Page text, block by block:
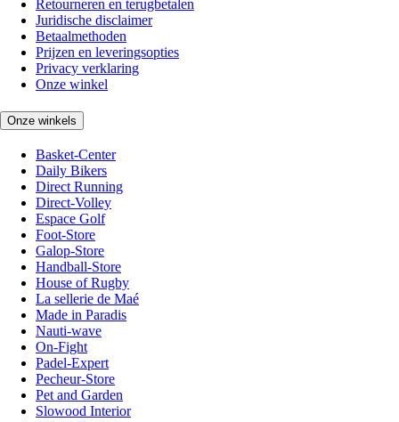
Retourneren en terugbetalen
Juridische disclaimer
Betaalmethoden
Prijzen en leveringsopties
Privacy verklaring
Onze winkel
Onze winkels
Basket-Center
Daily Bikers
Direct Running
Direct-Volley
Espace Golf
Foot-Store
Galop-Store
Handball-Store
House of Rugby
La sellerie de Maé
Made in Paradis
Nauti-wave
On-Fight
Padel-Expert
Pecheur-Store
Pet and Garden
Slowood Interior